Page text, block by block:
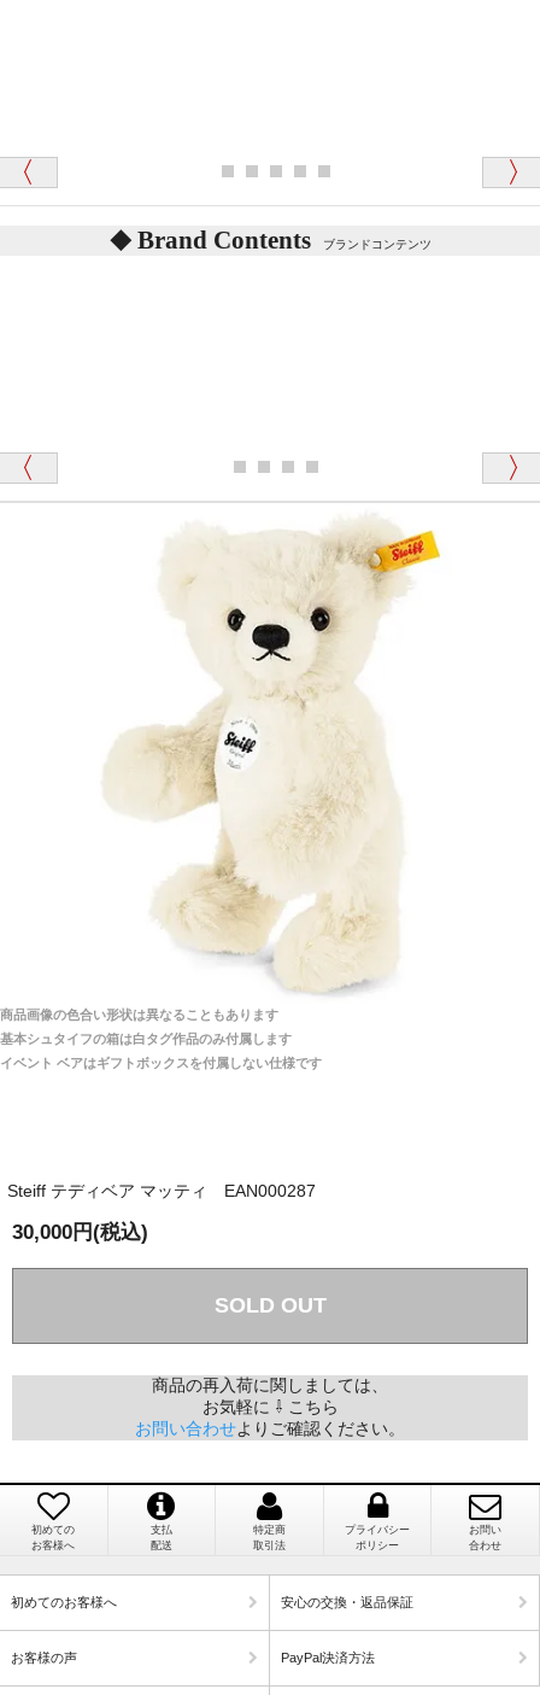
体をねかせたりおこしたりすると「グーグー」と鳴く
記載しておりますので、ぜひ探してみてください。
ディベアがいます。
「スクエーカー内蔵」と記載しておりますので、ぜひ
探してみてください。
シュタイフ社製品の実物を見ることはできますか？
当店はネット販売ですので実物をお見せすることが
海外からのお取り寄せと言うことですが、商品はきち
んと届きますか？
ご安心ください！商品は確実にお届けします。
商品は直接海外から届くのですか。受取の際、関税な
どはかかりますか？
商品は全て当店へ入荷させたのち欠品を行いお客様
関税はすべて当店にて処理しますのでお客様のご負担
は一切ありません。
国内で一度検品をしますので、決済確認後、２～４
週間でのお届けとなります。
（稀に、通関手続き等に時間がかかり、納期が遅れる
注文のキャンセルは可能ですか？
お取り寄せ商品となっておりますため、仕入先へ発
注後のキャンセルは受け付けかねます。
ベリサイン株式会社のSSLサーバー証明書を使用して
「商品説明が細やかで丁寧であったことです」
「前に買ったことがあったお店でしたので」
千葉県 U・Y 様 （女性）
「ChatGPTを利用したところ「くまの小屋」さ
んを紹介され…」
埼玉県 S・W 様
「送られる際にメールなどで届けて頂きとても
安心感がありました」
大阪府 Y・W 様 （男性）
「取り扱っているNetショップで一番信用出来
兵庫県 A・K 様 （女性）
「ベアちゃんの紹介分が丁寧に書かれていたこ
と（いつの作品など）」
埼玉県 K・I 様 （女性）
「購入してから商品到着までメールを何度か頂
新潟県 A・K 様 （女性）
「在庫がほとんど無い中で、数少ない「在庫あ
り」だったこと」
Brand Contents ブランドコンテンツ
商品画像の色合い形状は異なることもあります
基本シュタイフの箱は白タグ作品のみ付属します
イベント ベアはギフトボックスを付属しない仕様です
Steiff テディベア マッティ EAN000287
30,000円(税込)
SOLD OUT
商品の再入荷に関しましては、
お気軽に ⇩ こちら
お問い合わせよりご確認ください。
初めての
お客様へ
支払
配送
特定商
取引法
プライバシー
ポリシー
お問い
合わせ
初めてのお客様へ 安心の交換・返品保証
お客様の声 PayPal決済方法